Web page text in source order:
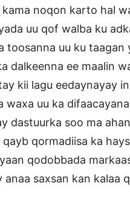
noqon karto hal
uu qof walba ku
toosanna uu ku taagan
dalkeenna ee maalin
kii lagu eedaynayay
waxa uu ka
dastuurka soo ma
qormadiisa ka
qodobbada
anaa saxsan kan kalaa